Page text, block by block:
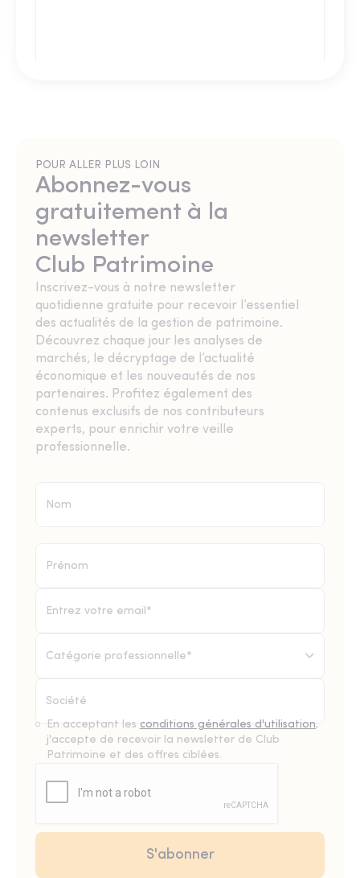
POUR ALLER PLUS LOIN
Abonnez-vous
gratuitement à la
newsletter
Club Patrimoine
Inscrivez-vous à notre newsletter
quotidienne gratuite pour recevoir l’essentiel
des actualités de la gestion de patrimoine.
Découvrez chaque jour les analyses de
marchés, le décryptage de l’actualité
économique et les nouveautés de nos
partenaires. Profitez également des
contenus exclusifs de nos contributeurs
experts, pour enrichir votre veille
professionnelle.
Catégorie professionnelle*
En acceptant les conditions générales d'utilisation,
j'accepte de recevoir la newsletter de Club
Patrimoine et des offres ciblées.